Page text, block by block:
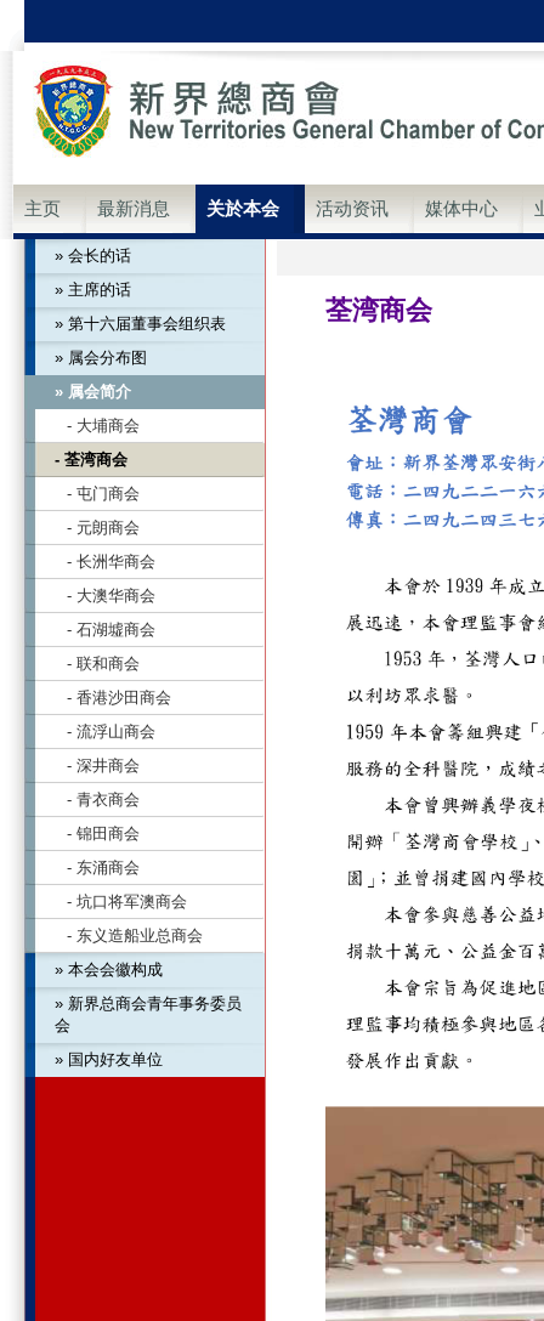
主页 最新消息 关於本会 活动资讯 媒体中心
» 会长的话
» 主席的话
» 第十六届董事会组织表
» 属会分布图
» 属会简介
- 大埔商会
- 荃湾商会
- 屯门商会
- 元朗商会
- 长洲华商会
- 大澳华商会
- 石湖墟商会
- 联和商会
- 香港沙田商会
- 流浮山商会
- 深井商会
- 青衣商会
- 锦田商会
- 东涌商会
- 坑口将军澳商会
- 东义造船业总商会
» 本会会徽构成
» 新界总商会青年事务委员
会
» 国内好友单位
荃湾商会